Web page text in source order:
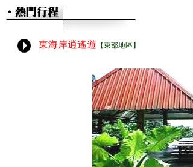
東海岸逍遙遊 【東部地區】